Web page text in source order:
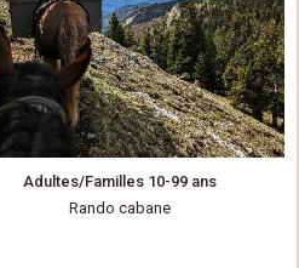
Adultes/Familles 10-99 ans
Rando cabane